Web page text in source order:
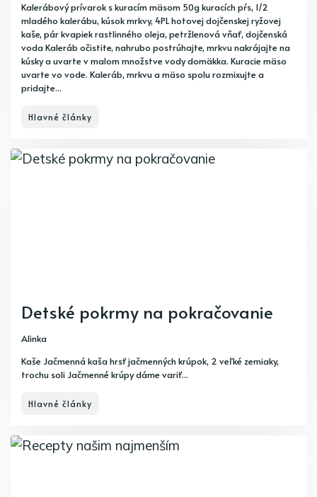
Kalerábový prívarok s kuracím mäsom 50g kuracích pŕs, 1/2
mladého kalerábu, kúsok mrkvy, 4PL hotovej dojčenskej ryžovej
kaše, pár kvapiek rastlinného oleja, petržlenová vňať, dojčenská
voda Kaleráb očistite, nahrubo postrúhajte, mrkvu nakrájajte na
kúsky a uvarte v malom množstve vody domäkka. Kuracie mäso
uvarte vo vode. Kaleráb, mrkvu a mäso spolu rozmixujte a
pridajte...
Hlavné články
Detské pokrmy na pokračovanie
Alinka
Kaše Jačmenná kaša hrsť jačmenných krúpok, 2 veľké zemiaky,
trochu soli Jačmenné krúpy dáme variť...
Hlavné články